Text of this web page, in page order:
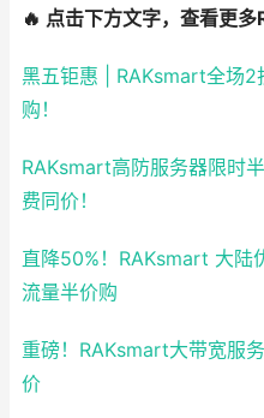
🔥 点击下方文字，查看更
黑五钜惠 | RAKsmart全场2
购！
RAKsmart高防服务器限时
费同价！
直降50%！RAKsmart 大陆
流量半价购
重磅！RAKsmart大带宽服
价